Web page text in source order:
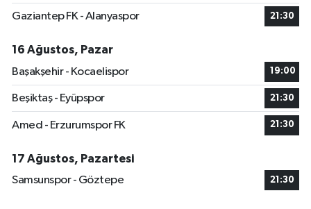
Gaziantep FK - Alanyaspor 21:30
16 Ağustos, Pazar
Başakşehir - Kocaelispor
19:00
Beşiktaş - Eyüpspor 21:30
Amed - Erzurumspor FK 21:30
17 Ağustos, Pazartesi
Samsunspor - Göztepe
21:30